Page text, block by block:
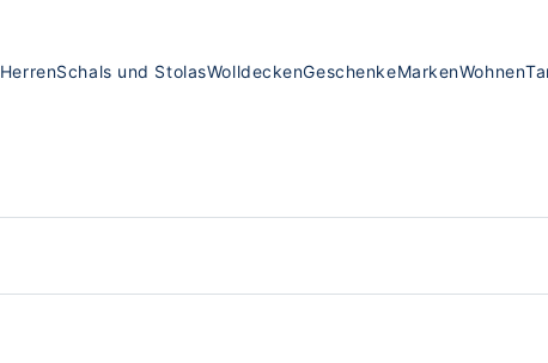
HerrenSchals und StolasWolldeckenGeschenkeMarkenWohnen